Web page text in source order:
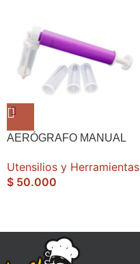
AERÓGRAFO MANUAL
Utensilios y Herramientas
$ 50.000